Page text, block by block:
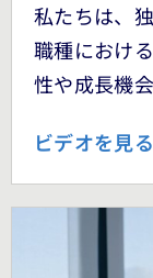
私たちは、
職種におけ
性や成長機
ビデオを見る